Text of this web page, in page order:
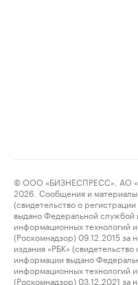
© ООО «БИЗНЕСПРЕСС», АО
2026. Сообщения и материалы
(свидетельство о
выдано Федеральной службой
информационных технологий
(Роскомнадзор) 09.12.2015
издания «РБК»
информации выдано
информационных технологий
(Роскомнадзор) 03.12.2021